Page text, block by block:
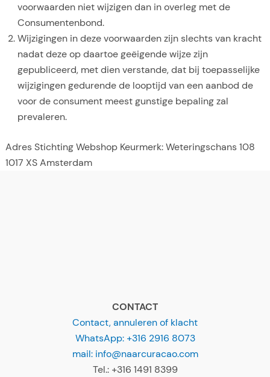
voorwaarden niet wijzigen dan in overleg met de
Consumentenbond.
Wijzigingen in deze voorwaarden zijn slechts van kracht
nadat deze op daartoe geëigende wijze zijn
gepubliceerd, met dien verstande, dat bij toepasselijke
wijzigingen gedurende de looptijd van een aanbod de
voor de consument meest gunstige bepaling zal
prevaleren.
Adres Stichting Webshop Keurmerk: Weteringschans 108
1017 XS Amsterdam
CONTACT
Contact, annuleren of klacht
WhatsApp: +316 2916 8073
mail: info@naarcuracao.com
Tel.: +316 1491 8399